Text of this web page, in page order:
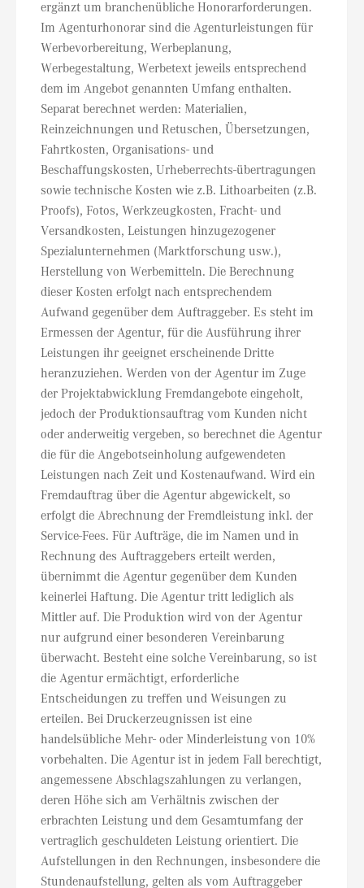
ergänzt um branchenübliche Honorarforderungen.
Im Agenturhonorar sind die Agenturleistungen für
Werbevorbereitung, Werbeplanung,
Werbegestaltung, Werbetext jeweils entsprechend
dem im Angebot genannten Umfang enthalten.
Separat berechnet werden: Materialien,
Reinzeichnungen und Retuschen, Übersetzungen,
Fahrtkosten, Organisations- und
Beschaffungskosten, Urheberrechts-übertragungen
sowie technische Kosten wie z.B. Lithoarbeiten (z.B.
Proofs), Fotos, Werkzeugkosten, Fracht- und
Versandkosten, Leistungen hinzugezogener
Spezialunternehmen (Marktforschung usw.),
Herstellung von Werbemitteln. Die Berechnung
dieser Kosten erfolgt nach entsprechendem
Aufwand gegenüber dem Auftraggeber. Es steht im
Ermessen der Agentur, für die Ausführung ihrer
Leistungen ihr geeignet erscheinende Dritte
heranzuziehen. Werden von der Agentur im Zuge
der Projektabwicklung Fremdangebote eingeholt,
jedoch der Produktionsauftrag vom Kunden nicht
oder anderweitig vergeben, so berechnet die Agentur
die für die Angebotseinholung aufgewendeten
Leistungen nach Zeit und Kostenaufwand. Wird ein
Fremdauftrag über die Agentur abgewickelt, so
erfolgt die Abrechnung der Fremdleistung inkl. der
Service-Fees. Für Aufträge, die im Namen und in
Rechnung des Auftraggebers erteilt werden,
übernimmt die Agentur gegenüber dem Kunden
keinerlei Haftung. Die Agentur tritt lediglich als
Mittler auf. Die Produktion wird von der Agentur
nur aufgrund einer besonderen Vereinbarung
überwacht. Besteht eine solche Vereinbarung, so ist
die Agentur ermächtigt, erforderliche
Entscheidungen zu treffen und Weisungen zu
erteilen. Bei Druckerzeugnissen ist eine
handelsübliche Mehr- oder Minderleistung von 10%
vorbehalten. Die Agentur ist in jedem Fall berechtigt,
angemessene Abschlagszahlungen zu verlangen,
deren Höhe sich am Verhältnis zwischen der
erbrachten Leistung und dem Gesamtumfang der
vertraglich geschuldeten Leistung orientiert. Die
Aufstellungen in den Rechnungen, insbesondere die
Stundenaufstellung, gelten als vom Auftraggeber